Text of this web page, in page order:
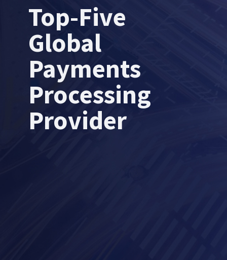
Top-Five
Global
Payments
Processing
Provider